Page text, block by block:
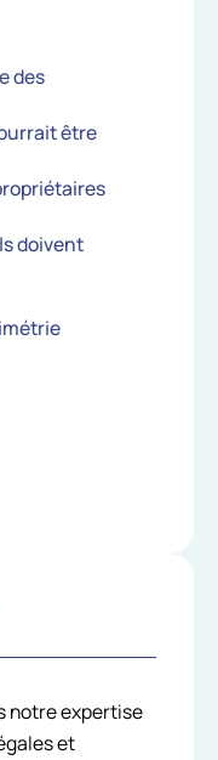
des
être
doivent
notre expertise
et